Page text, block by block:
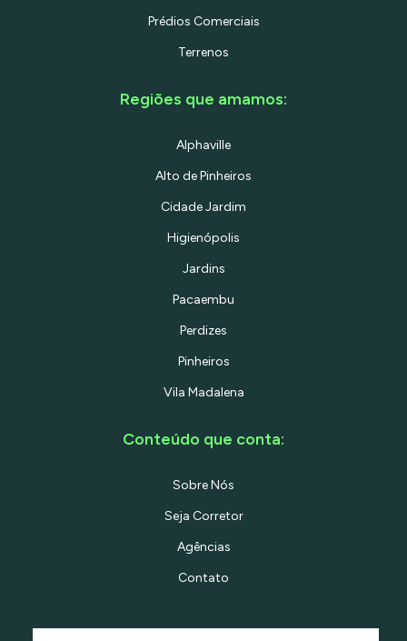
Prédios Comerciais
Terrenos
Regiões que amamos:
Alphaville
Alto de Pinheiros
Cidade Jardim
Higienópolis
Jardins
Pacaembu
Perdizes
Pinheiros
Vila Madalena
Conteúdo que conta:
Sobre Nós
Seja Corretor
Agências
Contato